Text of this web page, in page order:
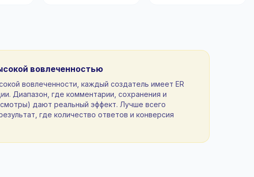
вовлеченностью
вовлеченности, каждый создатель имеет ER
Диапазон, где комментарии, сохранения и
дают реальный эффект. Лучше всего
где количество ответов и конверсия